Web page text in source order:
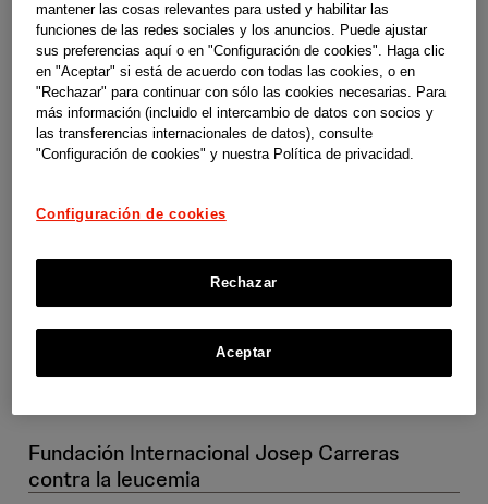
No estáis solos
Fundación Internacional Josep Carreras
contra la leucemia
mantener las cosas relevantes para usted y habilitar las
funciones de las redes sociales y los anuncios. Puede ajustar
sus preferencias aquí o en "Configuración de cookies". Haga clic
en "Aceptar" si está de acuerdo con todas las cookies, o en
"Rechazar" para continuar con sólo las cookies necesarias. Para
más información (incluido el intercambio de datos con socios y
las transferencias internacionales de datos), consulte
"Configuración de cookies" y nuestra Política de privacidad.
Configuración de cookies
Rechazar
Aceptar